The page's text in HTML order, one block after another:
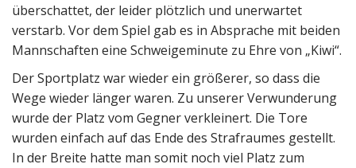
überschattet, der leider plötzlich und unerwartet
verstarb. Vor dem Spiel gab es in Absprache mit beiden
Mannschaften eine Schweigeminute zu Ehre von „Kiwi“.
Der Sportplatz war wieder ein größerer, so dass die
Wege wieder länger waren. Zu unserer Verwunderung
wurde der Platz vom Gegner verkleinert. Die Tore
wurden einfach auf das Ende des Strafraumes gestellt.
In der Breite hatte man somit noch viel Platz zum